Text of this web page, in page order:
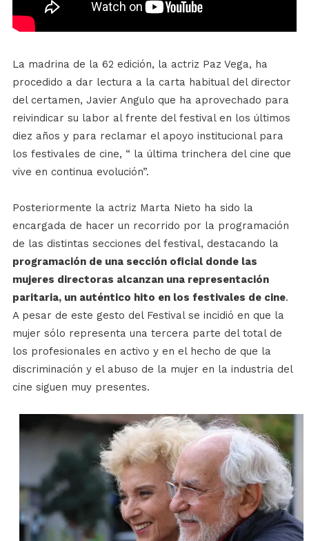
La madrina de la 62 edición, la actriz Paz Vega, ha
procedido a dar lectura a la carta habitual del director
del certamen, Javier Angulo que ha aprovechado para
reivindicar su labor al frente del festival en los últimos
diez años y para reclamar el apoyo institucional para
los festivales de cine, “ la última trinchera del cine que
vive en continua evolución”.
Posteriormente la actriz Marta Nieto ha sido la
encargada de hacer un recorrido por la programación
de las distintas secciones del festival, destacando la
programación de una sección oficial donde las
mujeres directoras alcanzan una representación
paritaria, un auténtico hito en los festivales de cine.
A pesar de este gesto del Festival se incidió en que la
mujer sólo representa una tercera parte del total de
los profesionales en activo y en el hecho de que la
discriminación y el abuso de la mujer en la industria del
cine siguen muy presentes.